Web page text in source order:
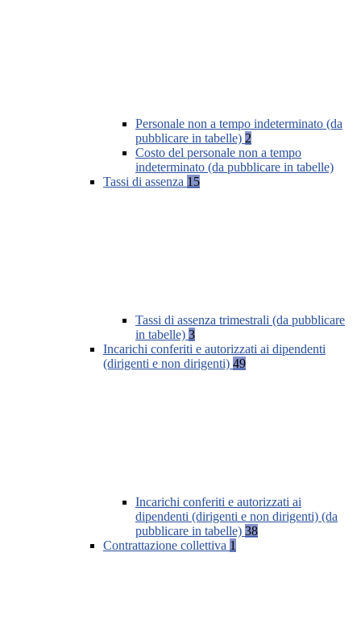
Personale non a tempo indeterminato (da
pubblicare in tabelle) 2
Costo del personale non a tempo
indeterminato (da pubblicare in tabelle)
Tassi di assenza 15
Tassi di assenza trimestrali (da pubblicare
in tabelle) 3
Incarichi conferiti e autorizzati ai dipendenti
(dirigenti e non dirigenti) 49
Incarichi conferiti e autorizzati ai
dipendenti (dirigenti e non dirigenti) (da
pubblicare in tabelle) 38
Contrattazione collettiva 1